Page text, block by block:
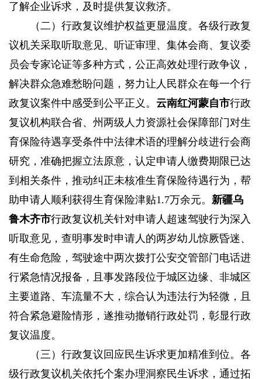
了解企业诉求，及时提供复议救济。
（二）行政复议维护权益更显温度。 各级行政复
议机关采取听取意见、听证审理、集体会商、复议委
员会专家论证等多种方式，公正高效处理行政争议，
解决群众急难愁盼问题，努力让人民群众在每一个行
政复议案件中感受到公平正义。 云南红河蒙自市行政
复议机构联合省、州两级人力资源社会保障部门对生
育保险待遇享受条件中法律术语的理解分歧进行会商
研究，准确把握立法原意，认定申请人缴费期限已达
到相关条件，推动纠正未核准生育保险待遇行为，帮
助申请人顺利获得生育保险津贴1.7万余元。 新疆乌
鲁木齐市行政复议机关针对申请人超速驾驶行为深入
听取意见，查明事发时申请人的两岁幼儿惊厥昏迷、
有生命危险，驾驶途中两次拨打公安交管部门电话进
行紧急情况报备，且事发路段位于城区边缘、非城区
主要道路、车流量不大，综合认为违法行为轻微，且
符合紧急避险情形，遂推动撤销行政处罚，彰显行政
复议温度。
（三）行政复议回应民生诉求更加精准到位。 各
级行政复议机关依托个案办理洞察民生诉求，通过拓